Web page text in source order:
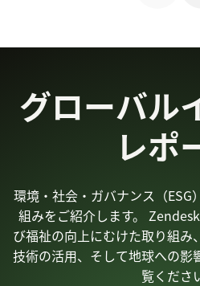
グローバル
レポ
環境・社会・ガバナンス（
組みをご紹介します。
び福祉の向上にむけた取り組み
技術の活用、そして地球への影
覧くださ